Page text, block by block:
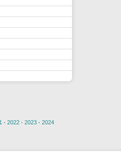
· 2022 · 2023 · 2024